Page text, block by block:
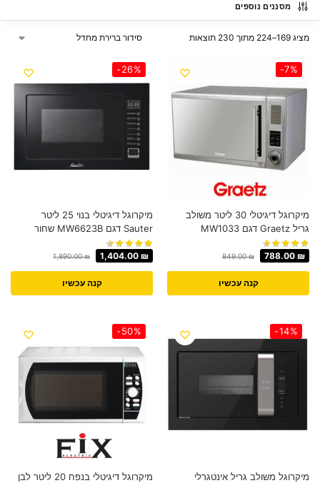
מסננים נוספים
מציג 169–224 מתוך 230 תוצאות
-7%
מיקרוגל דיגיטלי 30 ליטר משולב
גריל Graetz דגם MW1033
849.00₪ 788.00 ₪
קנה עכשיו
-26%
מיקרוגל דיגיטלי בנוי 25 ליטר
Sauter דגם MW6623B שחור
1,890.00₪ 1,404.00 ₪
קנה עכשיו
-14%
מיקרוגל משולב גריל אינטגרלי
-50%
מיקרוגל דיגיטלי בנפח 20 ליטר לבן